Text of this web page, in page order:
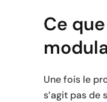
Ce
Une fois le
s’agit pas de